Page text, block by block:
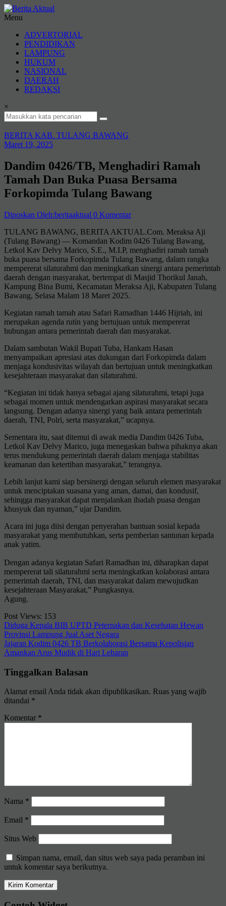
Lompat
ke
Aktual
terpercaya
Menu
ADVERTORIAL
PENDIDIKAN
LAMPUNG
HUKUM
NASIONAL
DAERAH
REDAKSI
×
BERITA KAB. TULANG BAWANG
Maret 19, 2025
Dandim 0426/TB, Menghadiri Ramah
Tamah Dan Buka Puasa Bersama
Forkopimda Tulang Bawang
Diposkan Oleh:beritaaktual 0 Komentar
TULANG BAWANG, BERITA AKTUAL.Com. Meraksa Aji
(Tulang Bawang) — Komandan Kodim 0426 Tulang Bawang,
Letkol Kav Delvy Marico, S.E., M.I.P, menghadiri ramah tamah
buka puasa bersama Forkopimda Tulang Bawang, dalam rangka
mempererat silaturahmi dan meningkatkan sinergi antara pemerintah
daerah dengan masyarakat, bertempat di Masjid Thorikul Janah,
Kampung Bina Bumi, Kecamatan Meraksa Aji, Kabupaten Tulang
Bawang, Selasa Malam 18 Maret 2025.
Kegiatan ramah tamah atau Safari Ramadhan 1446 Hijriah, ini
merupakan agenda rutin yang bertujuan untuk mempererat
hubungan antara pemerintah daerah dan masyarakat.
Dalam sambutan Wakil Bupati Tuba, Hankam Hasan
menyampaikan apresiasi atas dukungan dari Forkopimda dalam
menjaga kondusivitas wilayah dan bertujuan untuk meningkatkan
kesejahteraan masyarakat dan silaturahmi.
“Kegiatan ini tidak hanya sebagai ajang silaturahmi, tetapi juga
sebagai momen untuk mendengarkan aspirasi masyarakat secara
langsung. Dengan adanya sinergi yang baik antara pemerintah
daerah, TNI, Polri, serta masyarakat,” ucapnya.
Sementara itu, saat ditemui di awak media Dandim 0426 Tuba,
Letkol Kav Delvy Marico, juga menegaskan bahwa pihaknya akan
terus mendukung pemerintah daerah dalam menjaga stabilitas
keamanan dan ketertiban masyarakat,” terangnya.
Lebih lanjut kami siap bersinergi dengan seluruh elemen masyarakat
untuk menciptakan suasana yang aman, damai, dan kondusif,
sehingga masyarakat dapat menjalankan ibadah puasa dengan
khusyuk dan nyaman,” ujar Dandim.
Acara ini juga diisi dengan penyerahan bantuan sosial kepada
masyarakat yang membutuhkan, serta pemberian santunan kepada
anak yatim.
Dengan adanya kegiatan Safari Ramadhan ini, diharapkan dapat
mempererat tali silaturahmi serta meningkatkan kolaborasi antara
pemerintah daerah, TNI, dan masyarakat dalam mewujudkan
kesejahteraan Masyarakat,” Pungkasnya.
Agung.
Post Views: 153
Navigasi
pos
Diduga Kepala BIB UPTD Peternakan dan Kesehatan Hewan
Provinsi Lampung Jual Aset Negara
Jajaran Kodim 0426 TB Berkolaborasi Bersama Kepolisian
Amankan Arus Mudik di Hari Lebaran
Tinggalkan Balasan
Alamat email Anda tidak akan dipublikasikan. Ruas yang wajib
ditandai *
Komentar *
Nama *
Email *
Situs Web
Simpan nama, email, dan situs web saya pada peramban ini
untuk komentar saya berikutnya.